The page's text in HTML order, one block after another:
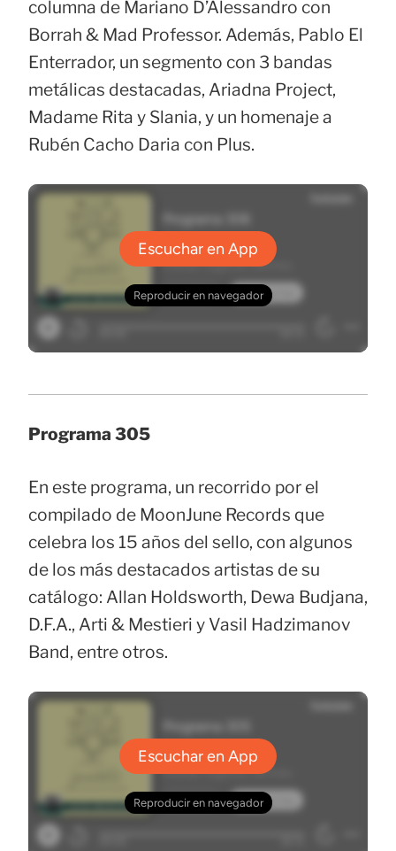
columna de Mariano D’Alessandro con
Borrah & Mad Professor. Además, Pablo El
Enterrador, un segmento con 3 bandas
metálicas destacadas, Ariadna Project,
Madame Rita y Slania, y un homenaje a
Rubén Cacho Daria con Plus.
Programa 305
En este programa, un recorrido por el
compilado de MoonJune Records que
celebra los 15 años del sello, con algunos
de los más destacados artistas de su
catálogo: Allan Holdsworth, Dewa Budjana,
D.F.A., Arti & Mestieri y Vasil Hadzimanov
Band, entre otros.